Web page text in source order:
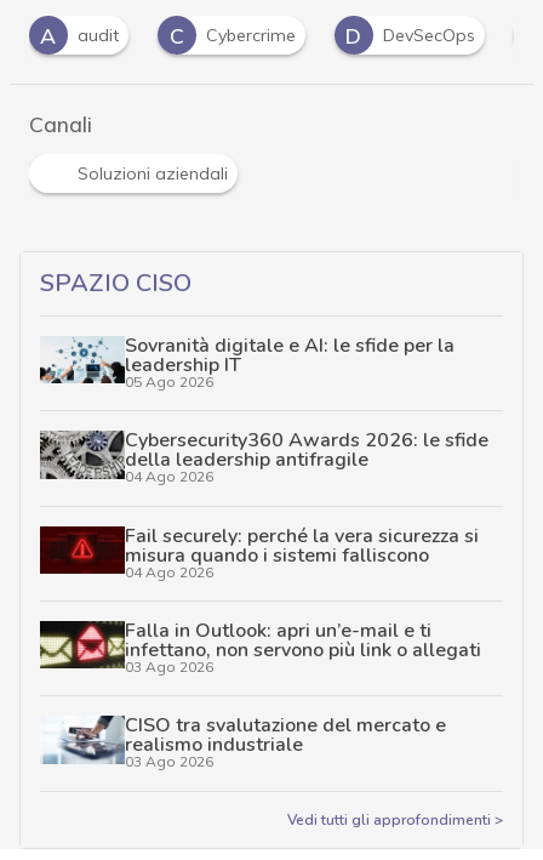
C
Cybercrime D DevSecOps O open source
Canali
Soluzioni aziendali
SPAZIO CISO
Sovranità digitale e AI: le sfide per la
leadership IT
05 Ago 2026
Cybersecurity360 Awards 2026: le sfide
della leadership antifragile
04 Ago 2026
Fail securely: perché la vera sicurezza si
misura quando i sistemi falliscono
04 Ago 2026
Falla in Outlook: apri un’e-mail e ti
infettano, non servono più link o allegati
03 Ago 2026
CISO tra svalutazione del mercato e
realismo industriale
03 Ago 2026
Vedi tutti gli approfondimenti >